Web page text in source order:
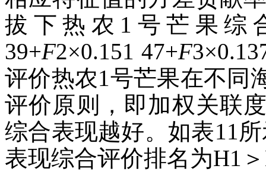
拔下热农1号芒果综
39+F2×0.151 47+F
评价热农1号芒果在不同
评价原则，即加权关联
综合表现越好。如表11
表现综合评价排名为H1